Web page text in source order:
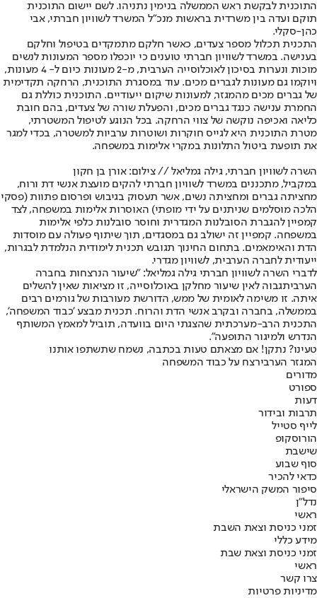
התוכנית לבקשת ראש הממשלה בנימין נתניהו. לשם יישום התוכנית
תוקם ועדה בין משרדית בראשות מנכ"ל המשרד לשוויון חברתי, אבי
כהן-סקלי.
התכנית תכלול מספר צעדים, כאשר חלקם מתמקדים בטיפול וחלקם
בענישה. במשרד לשוויון חברתי טוענים כי יוכפלו מספר המעונות לנשים
מוכות ונערות בסיכון לאוכלוסייה הערבית, מ-2 מעונות כיום ל- 4 מעונות,
ויוקמו גם מעונות לגברים מכים. עוד במסגרת התוכנית, הרחקה תקדימית
של גברים מכים מהמגזר, למעונות שיקום ייעודיים. התוכנית כוללת גם
החמרת ענישה כנגד גברים מכים, והפעלת שורה של צעדים, בהם חובת
כליאה ואכיפה נוקשה של צווי הרחקה. בכל הנוגע לטיפול המשטרתי,
מטרת התוכנית היא לגייס חוקרות ושוטרות ערביות למשטרה, בכדי למגר
את תופעת ביטול התלונות במקרי אלימות במשפחה.
השרה לשוויון חברתי, גילה גמליאל // צילום: אורן בן חקון
במקביל, מתכננים במשרד לשוויון חברתי להקים מועצת אנשי דת ורוח,
מחציתה גברים ומחציתה נשים, אשר תעסוק בגיבוש ופרסום פתוות (פסקי
הלכה מוסלמים שניתנים על ידי מופתי) האוסרות אלימות במשפחה, לצד
קמפיין להגברת הסובלנות המגדרית וחוסר סובלנות כלפי אלימות
במשפחה. קמפיין זה ישולב גם במסגדים, תוך שיתוף פעולה עם מוסדות
הדת והאימאמים. בתחום החינוך תגובש תכנית לימודית הנלמדת לבגרות,
ייעודית לחברה הערבית, לשוויון מגדרי.
לדברי השרה לשוויון חברתי גילה גמליאל: "שיעור הנרצחות בחברה
הערביתגבוה לאין שיעור מחלקן באוכלוסייה, זו מציאות שאין להשלים
איתה. זו משימה לאומית של ממש, הדורשת מעורבות של גורמים רבים
בממשלה, בחברה ובקרב אנשי הדת והרוח. תכנית מבצע 'כבוד המשפחה',
התכנית הרב-מערכתית שהצגתי היום בוועדה, תוביל למאמץ המשותף
הנדרש ולמיגור התופעה".
טעינו? נתקן! אם מצאתם טעות בכתבה, נשמח שתשתפו אותנו
המגזר הערבירצח על כבוד המשפחה
מדורים
ספורט
דעות
תרבות ובידור
לייף סטייל
הורוסקופ
שישבת
סוף שבוע
כדאי להכיר
סיפור המשק הישראלי
נדל"ן
ראשי
זמני כניסת וצאת השבת
מידע כללי
זמני כניסת וצאת שבת
ראשי
צרו קשר
מדיניות פרטיות